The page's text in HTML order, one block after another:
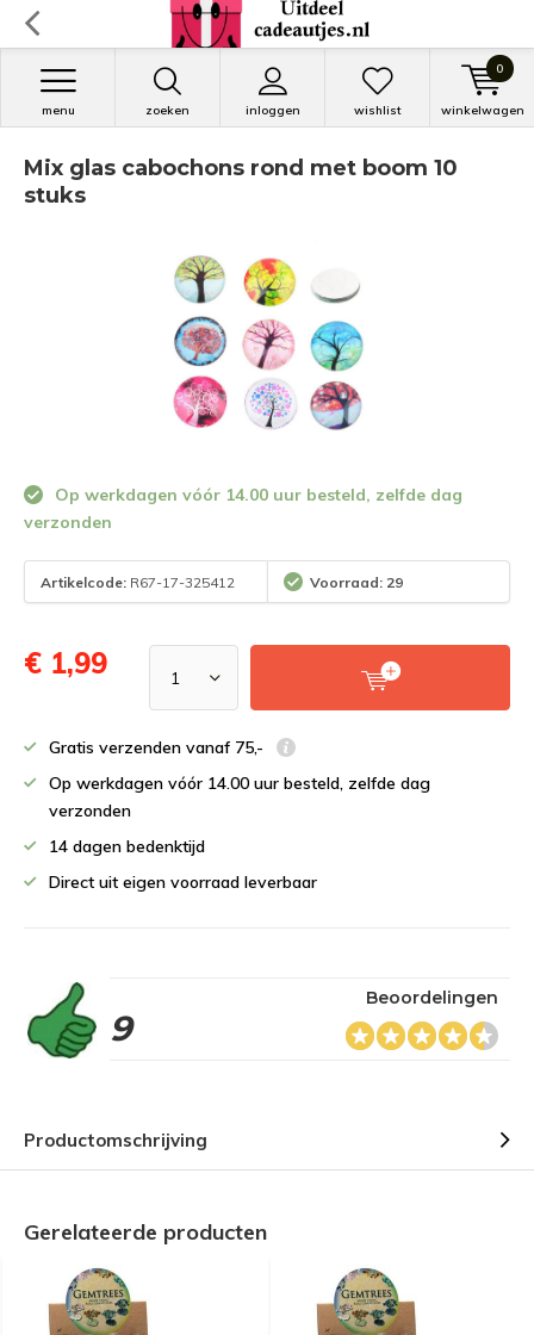
zoeken inloggen
menu wishlist winkelwagen
0
Mix glas cabochons rond met boom 10
stuks
Op werkdagen vóór 14.00 uur besteld, zelfde dag
verzonden
Artikelcode: R67-17-325412 Voorraad: 29
€ 1,99
Gratis verzenden vanaf 75,-
Op werkdagen vóór 14.00 uur besteld, zelfde dag
verzonden
14 dagen bedenktijd
Direct uit eigen voorraad leverbaar
9
Beoordelingen
Productomschrijving
Gerelateerde producten